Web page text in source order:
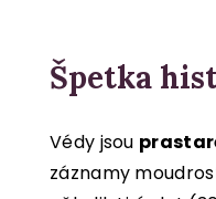
Špetka
Védy jsou
záznamy